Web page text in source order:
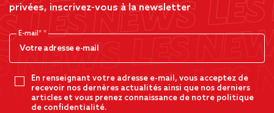
privées, inscrivez-vous à la newsletter
E-mail*
En renseignant votre adresse e-mail, vous acceptez de
recevoir nos dernères actualités ainsi que nos derniers
articles et vous prenez connaissance de notre politique
de confidentialité.